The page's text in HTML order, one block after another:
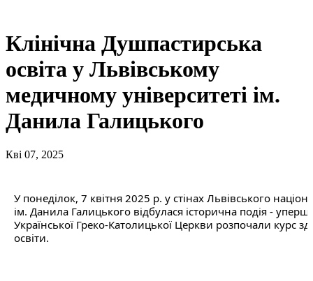
Клінічна Душпастирська
освіта у Львівському
медичному університеті ім.
Данила Галицького
Кві 07, 2025
У понеділок, 7 квітня 2025 р. у стінах Львівського
ім. Данила Галицького відбулася історична подія -
Української Греко-Католицької Церкви розпочали курс
освіти.